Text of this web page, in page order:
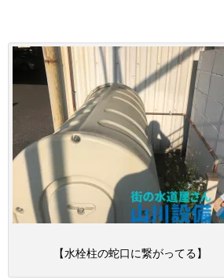
【水栓柱の蛇口に繋がってる】